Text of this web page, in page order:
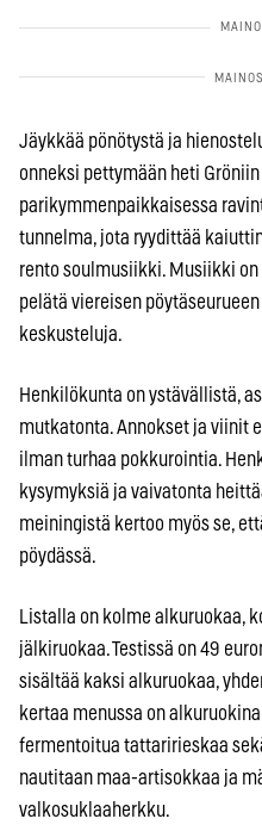
Jäykkää pönötystä ja
onneksi pettymään heti
parikymmenpaikkaisessa
tunnelma, jota ryydittää
rento soulmusiikki. Musiikki
pelätä viereisen
keskusteluja.
Henkilökunta on ystävällistä,
mutkatonta. Annokset ja viinit
ilman turhaa pokkurointia.
kysymyksiä ja vaivatonta
meiningistä kertoo myös se,
pöydässä.
Listalla on kolme alkuruokaa,
jälkiruokaa. Testissä on 49
sisältää kaksi alkuruokaa,
kertaa menussa on
fermentoitua tattaririeskaa
nautitaan maa-artisokkaa ja
valkosuklaaherkku.